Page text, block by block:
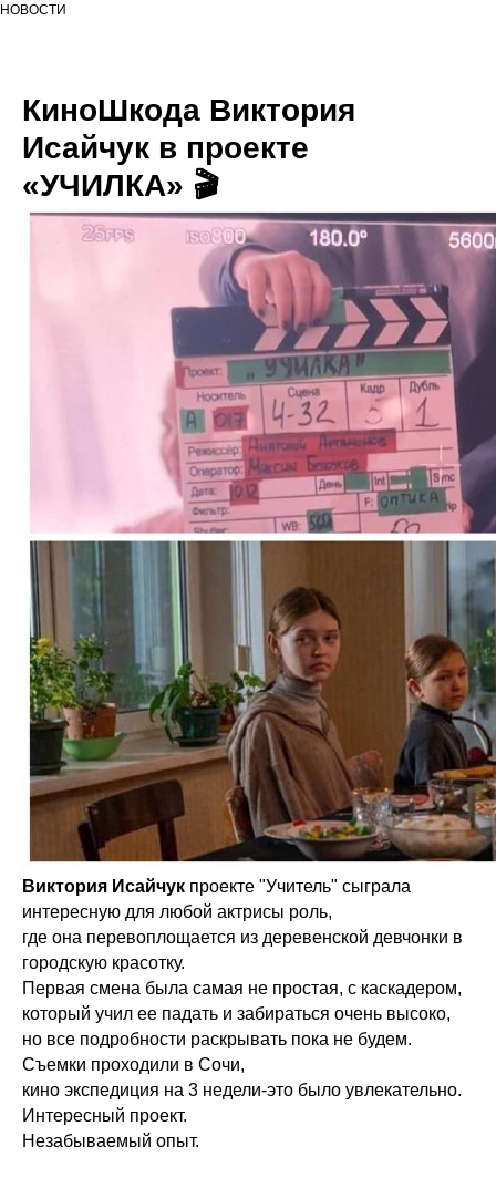
НОВОСТИ
КиноШкода Виктория
Исайчук в проекте
«УЧИЛКА» 🎬
Виктория Исайчук проекте "Учитель" сыграла
интересную для любой актрисы роль,
где она перевоплощается из деревенской девчонки в
городскую красотку.
Первая смена была самая не простая, с каскадером,
который учил ее падать и забираться очень высоко,
но все подробности раскрывать пока не будем.
Съемки проходили в Сочи,
кино экспедиция на 3 недели-это было увлекательно.
Интересный проект.
Незабываемый опыт.